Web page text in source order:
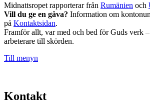
Midnattsropet rapporterar från Rumänien och
Vill du ge en gåva? Information om
på Kontaktsidan.
Framför allt, var med och bed för Guds verk
arbeterare till skörden.
Till menyn
Kontakt